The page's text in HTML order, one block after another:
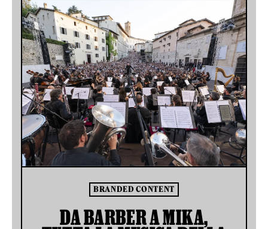
BRANDED CONTENT
DA BARBER A MIKA,